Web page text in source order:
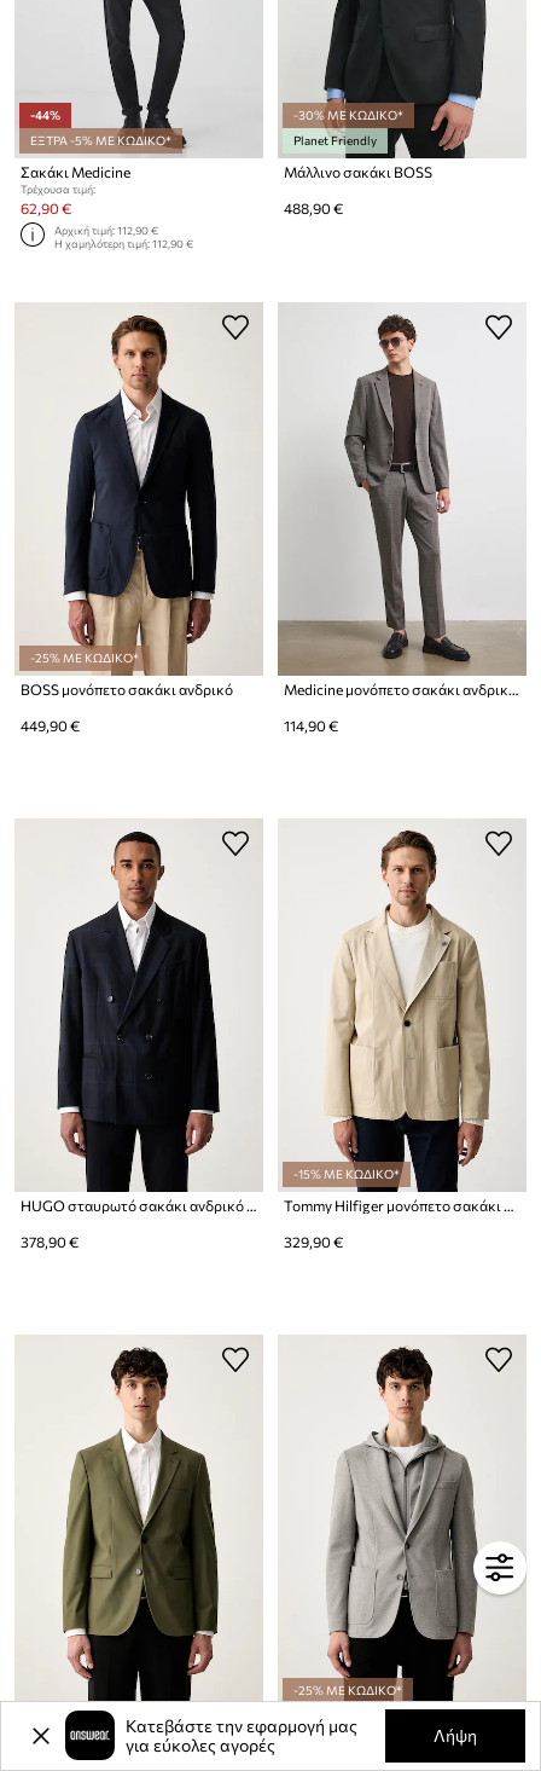
-44%
ΕΞΤΡΑ -5% ΜΕ ΚΩΔΙΚΟ*
Σακάκι Medicine
Τρέχουσα τιμή:
62,90 €
Αρχική τιμή:112,90 €
Η χαμηλότερη τιμή:112,90 €
-30% ΜΕ ΚΩΔΙΚΟ*
Planet Friendly
Μάλλινο σακάκι BOSS
488,90 €
-25% ΜΕ ΚΩΔΙΚΟ*
BOSS μονόπετο σακάκι ανδρικό
449,90 € 114,90 €
HUGO σταυρωτό σακάκι ανδρικό μάλλινο Kano263F1X
378,90 €
-15% ΜΕ ΚΩΔΙΚΟ*
Tommy Hilfiger μονόπετο σακάκι ανδρικό βαμβακερό
329,90 €
HUGO μονόπετο σακάκι ανδρικό με μαλλί Arti253X
298,90 €
-25% ΜΕ ΚΩΔΙΚΟ*
Κατεβάστε την εφαρμογή μας
για εύκολες αγορές
Λήψη